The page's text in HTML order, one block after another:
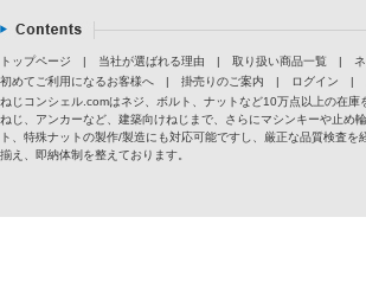
トップページ | 当社が選ばれる理由 | 取り扱い商品一覧 |
初めてご利用になるお客様へ
| 掛売りのご案内 | ログイン |
ねじコンシェル.comはネジ、ボルト、ナットなど10万点以上の在
ねじ、アンカーなど、建築向けねじまで、さらにマシンキーや止め
ト、特殊ナットの製作/製造にも対応可能ですし、厳正な品質検査
揃え、即納体制を整えております。